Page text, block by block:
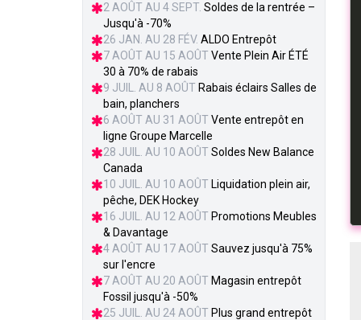
2 AOÛT AU 4 SEPT. Soldes de la rentrée –
Jusqu'à -70%
26 JAN. AU 28 FÉV. ALDO Entrepôt
7 AOÛT AU 15 AOÛT Vente Plein Air ÉTÉ
30 à 70% de rabais
9 JUIL. AU 8 AOÛT Rabais éclairs Salles de
bain, planchers
6 AOÛT AU 31 AOÛT Vente entrepôt en
ligne Groupe Marcelle
28 JUIL. AU 10 AOÛT Soldes New Balance
Canada
10 JUIL. AU 10 AOÛT Liquidation plein air,
pêche, DEK Hockey
16 JUIL. AU 12 AOÛT Promotions Meubles
& Davantage
4 AOÛT AU 17 AOÛT Sauvez jusqu'à 75%
sur l'encre
7 AOÛT AU 20 AOÛT Magasin entrepôt
Fossil jusqu'à -50%
25 JUIL. AU 24 AOÛT Plus grand entrepôt